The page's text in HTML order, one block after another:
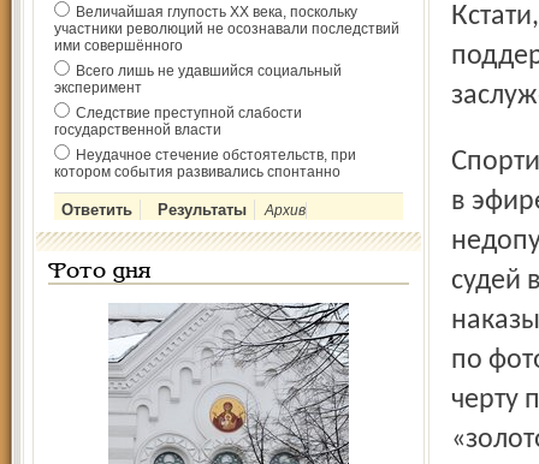
Величайшая глупость ХХ века, поскольку
участники революций не осознавали последствий
ими совершённого
Всего лишь не удавшийся социальный
эксперимент
Следствие преступной слабости
государственной власти
Неудачное стечение обстоятельств, при
котором события развивались спонтанно
Архив
Фото дня
Кстати, зрители все три дня чемпионата горячо
Спортивный комментатор Андрей Кондрашов буйствовал
в
судей
по
черту